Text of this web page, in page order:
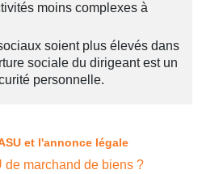
moins complexes à
soient plus élevés dans
sociale du dirigeant est un
personnelle.
et l'annonce légale
de marchand de biens ?